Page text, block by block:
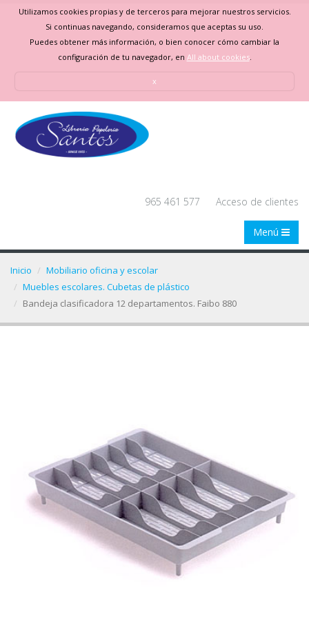
Utilizamos cookies propias y de terceros para mejorar nuestros servicios.
Si continuas navegando, consideramos que aceptas su uso.
Puedes obtener más información, o bien conocer cómo cambiar la
configuración de tu navegador, en All about cookies.
x
965 461 577 Acceso de clientes
Menú
Inicio
Mobiliario oficina y escolar
Muebles escolares. Cubetas de plástico
Bandeja clasificadora 12 departamentos. Faibo 880